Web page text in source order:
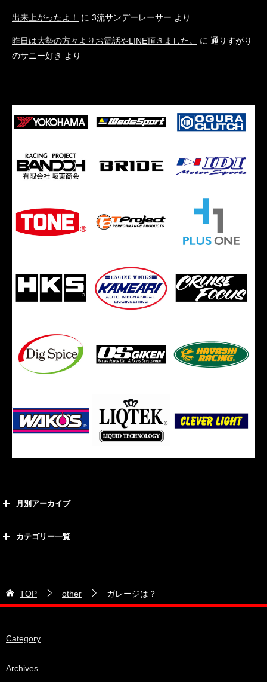
出来上がったよ！ に 3流サンデーレーサー より
昨日は大勢の方々よりお電話やLINE頂きました。 に 通りすがり
のサニー好き より
月別アーカイブ
2026年5月
2026年4月
2026年2月
カテゴリー一覧
21号車
28号車
TOP other ガレージは？
Category
Archives